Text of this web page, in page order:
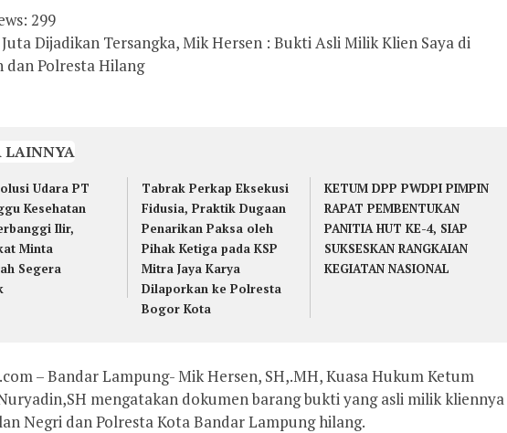
299
Dijadikan Tersangka, Mik Hersen : Bukti Asli Milik Klien Saya di
dan Polresta Hilang
LAINNYA
Udara PT
Kesehatan
Ilir,
Minta
Segera
Tabrak Perkap Eksekusi
Fidusia, Praktik Dugaan
Penarikan Paksa oleh
Pihak Ketiga pada KSP
Mitra Jaya Karya
Dilaporkan ke Polresta
Bogor Kota
KETUM DPP PWDPI PIMPIN
RAPAT PEMBENTUKAN
PANITIA HUT KE-4, SIAP
SUKSESKAN RANGKAIAN
KEGIATAN NASIONAL
– Bandar Lampung- Mik Hersen, SH,.MH, Kuasa Hukum Ketum
mengatakan dokumen barang bukti yang asli milik kliennya
Negri dan Polresta Kota Bandar Lampung hilang.